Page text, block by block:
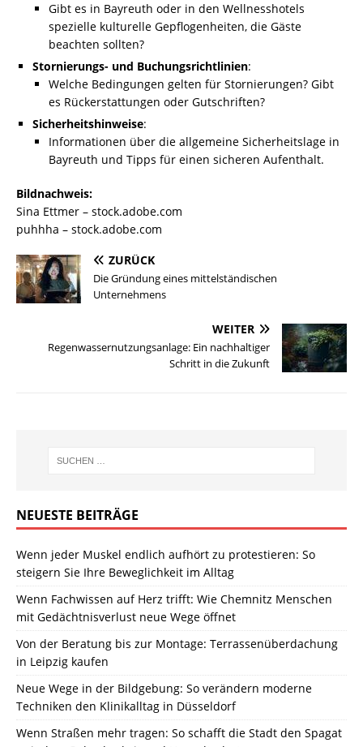
Gibt es in Bayreuth oder in den Wellnesshotels
spezielle kulturelle Gepflogenheiten, die Gäste
beachten sollten?
Stornierungs- und Buchungsrichtlinien:
Welche Bedingungen gelten für Stornierungen? Gibt
es Rückerstattungen oder Gutschriften?
Sicherheitshinweise:
Informationen über die allgemeine Sicherheitslage in
Bayreuth und Tipps für einen sicheren Aufenthalt.
Bildnachweis:
Sina Ettmer – stock.adobe.com
puhhha – stock.adobe.com
ZURÜCK
Die Gründung eines mittelständischen
Unternehmens
WEITER
Regenwassernutzungsanlage: Ein nachhaltiger
Schritt in die Zukunft
NEUESTE BEITRÄGE
Wenn jeder Muskel endlich aufhört zu protestieren: So
steigern Sie Ihre Beweglichkeit im Alltag
Wenn Fachwissen auf Herz trifft: Wie Chemnitz Menschen
mit Gedächtnisverlust neue Wege öffnet
Von der Beratung bis zur Montage: Terrassenüberdachung
in Leipzig kaufen
Neue Wege in der Bildgebung: So verändern moderne
Techniken den Klinikalltag in Düsseldorf
Wenn Straßen mehr tragen: So schafft die Stadt den Spagat